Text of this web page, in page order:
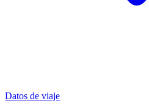
Datos de viaje